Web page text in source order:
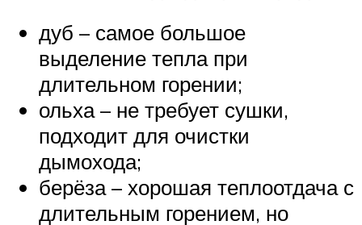
дуб – самое большое
выделение тепла при
длительном горении;
ольха – не требует сушки,
подходит для очистки
дымохода;
берёза – хорошая теплоотдача с
длительным горением, но